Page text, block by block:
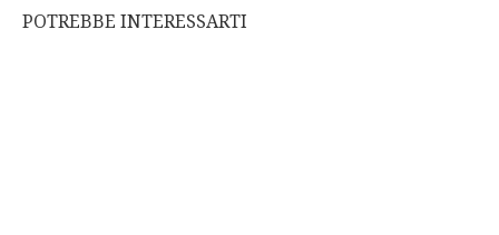
POTREBBE INTERESSARTI